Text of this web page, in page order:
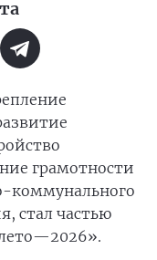
грамотности
коммунального
стал частью